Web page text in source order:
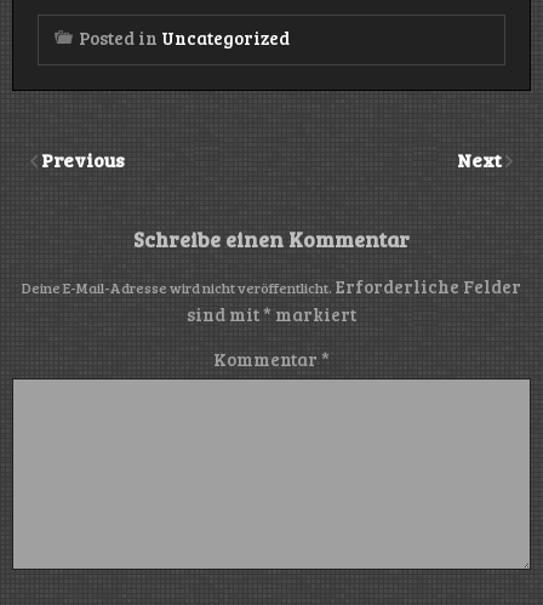
Posted in Uncategorized
Previous Next
Schreibe einen Kommentar
Deine E-Mail-Adresse wird nicht veröffentlicht. Erforderliche Felder
sind mit* markiert
Kommentar *